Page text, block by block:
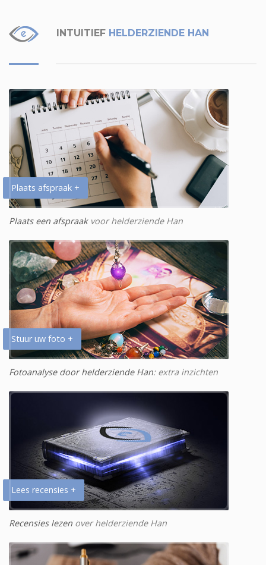
INTUITIEF HELDERZIENDE HAN
Plaats afspraak +
Plaats een afspraakvoor helderziende Han
Stuur uw foto +
Fotoanalyse door helderziende Han: extra inzichten
Lees recensies +
Recensies lezen over helderziende Han